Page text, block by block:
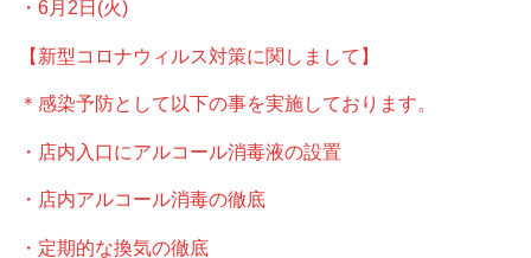
・6月2日(火)
【新型コロナウィルス対策に関しまして】
＊感染予防として以下の事を実施しております。
・店内入口にアルコール消毒液の設置
・店内アルコール消毒の徹底
・定期的な換気の徹底